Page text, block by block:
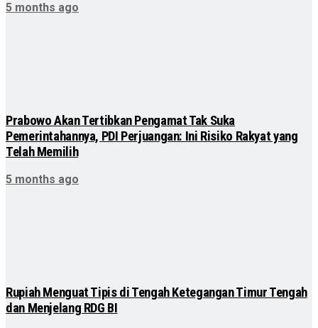
5 months ago
Prabowo Akan Tertibkan Pengamat Tak Suka
Pemerintahannya, PDI Perjuangan: Ini Risiko Rakyat yang
Telah Memilih
5 months ago
Rupiah Menguat Tipis di Tengah Ketegangan Timur Tengah
dan Menjelang RDG BI